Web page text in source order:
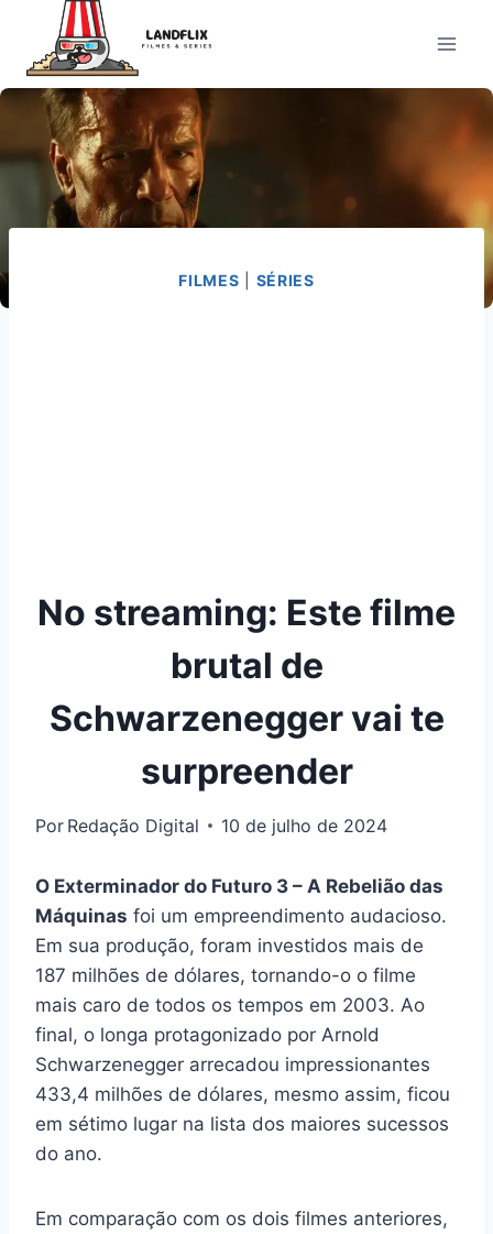
Conteúdo
FILMES SÉRIES
No streaming: Este filme
brutal de
Schwarzenegger vai te
surpreender
Por Redação Digital 10 de julho de 2024
O Exterminador do Futuro 3 – A Rebelião das
Máquinas foi um empreendimento audacioso.
Em sua produção, foram investidos mais de
187 milhões de dólares, tornando-o o filme
mais caro de todos os tempos em 2003. Ao
final, o longa protagonizado por Arnold
Schwarzenegger arrecadou impressionantes
433,4 milhões de dólares, mesmo assim, ficou
em sétimo lugar na lista dos maiores sucessos
do ano.
Em comparação com os dois filmes anteriores,